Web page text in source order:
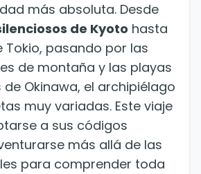
más absoluta. Desde
de Kyoto hasta
Tokio, pasando por las
de montaña y las playas
Okinawa, el archipiélago
muy variadas. Este viaje
a sus códigos
más allá de las
para comprender toda